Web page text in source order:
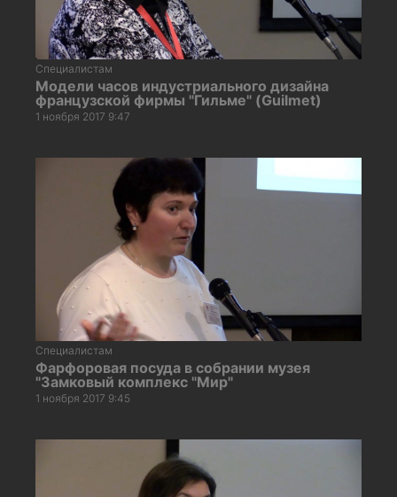
Специалистам
Модели часов индустриального дизайна
французской фирмы "Гильме" (Guilmet)
1 ноября 2017 9:47
Специалистам
Фарфоровая посуда в собрании музея
"Замковый комплекс "Мир"
1 ноября 2017 9:45